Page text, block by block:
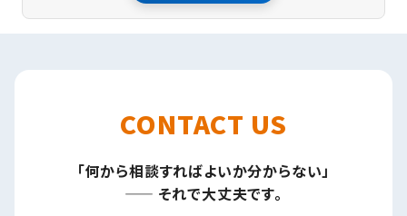
CONTACT US
「何から相談すればよいか分からない」
—— それで大丈夫です。